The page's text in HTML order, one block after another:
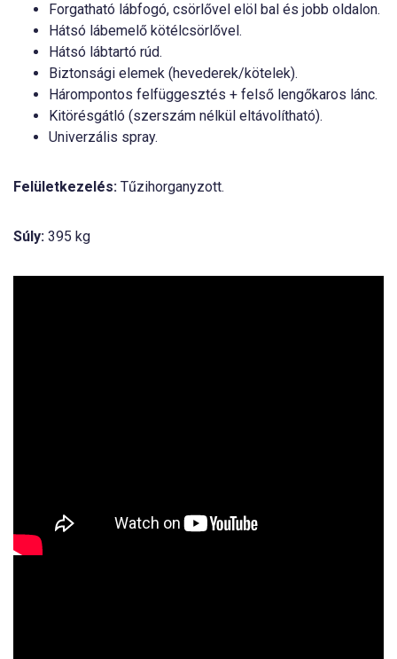
Forgatható lábfogó, csörlővel elöl bal és jobb oldalon.
Hátsó lábemelő kötélcsörlővel.
Hátsó lábtartó rúd.
Biztonsági elemek (hevederek/kötelek).
Hárompontos felfüggesztés + felső lengőkaros lánc.
Kitörésgátló (szerszám nélkül eltávolítható).
Univerzális spray.
Felületkezelés: Tűzihorganyzott.
Súly: 395 kg